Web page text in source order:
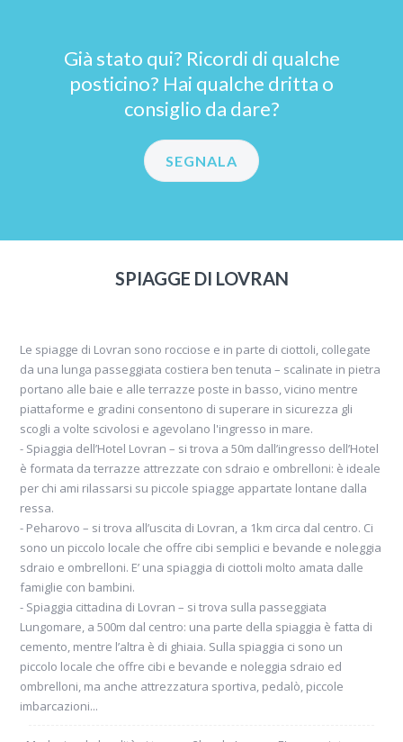
Già stato qui? Ricordi di qualche
posticino? Hai qualche dritta o
consiglio da dare?
SEGNALA
SPIAGGE DI LOVRAN
Le spiagge di Lovran sono rocciose e in parte di ciottoli, collegate
da una lunga passeggiata costiera ben tenuta – scalinate in pietra
portano alle baie e alle terrazze poste in basso, vicino mentre
piattaforme e gradini consentono di superare in sicurezza gli
scogli a volte scivolosi e agevolano l'ingresso in mare.
- Spiaggia dell’Hotel Lovran – si trova a 50m dall’ingresso dell’Hotel
è formata da terrazze attrezzate con sdraio e ombrelloni: è ideale
per chi ami rilassarsi su piccole spiagge appartate lontane dalla
ressa.
- Peharovo – si trova all’uscita di Lovran, a 1km circa dal centro. Ci
sono un piccolo locale che offre cibi semplici e bevande e noleggia
sdraio e ombrelloni. E’ una spiaggia di ciottoli molto amata dalle
famiglie con bambini.
- Spiaggia cittadina di Lovran – si trova sulla passeggiata
Lungomare, a 500m dal centro: una parte della spiaggia è fatta di
cemento, mentre l’altra è di ghiaia. Sulla spiaggia ci sono un
piccolo locale che offre cibi e bevande e noleggia sdraio ed
ombrelloni, ma anche attrezzatura sportiva, pedalò, piccole
imbarcazioni...